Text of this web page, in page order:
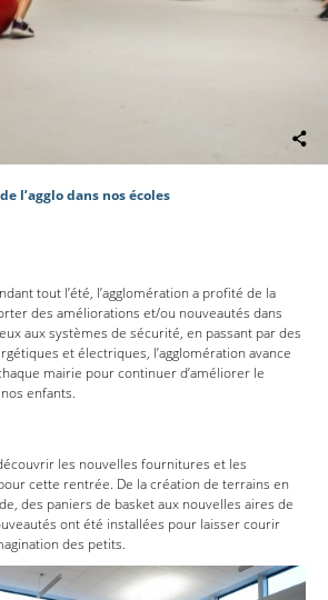
l’agglo dans nos écoles
tout l’été, l’agglomération a profité de la
des améliorations et/ou nouveautés dans
aux systèmes de sécurité, en passant par des
et électriques, l’agglomération avance
mairie pour continuer d’améliorer le
enfants.
les nouvelles fournitures et les
cette rentrée. De la création de terrains en
des paniers de basket aux nouvelles aires de
ont été installées pour laisser courir
des petits.